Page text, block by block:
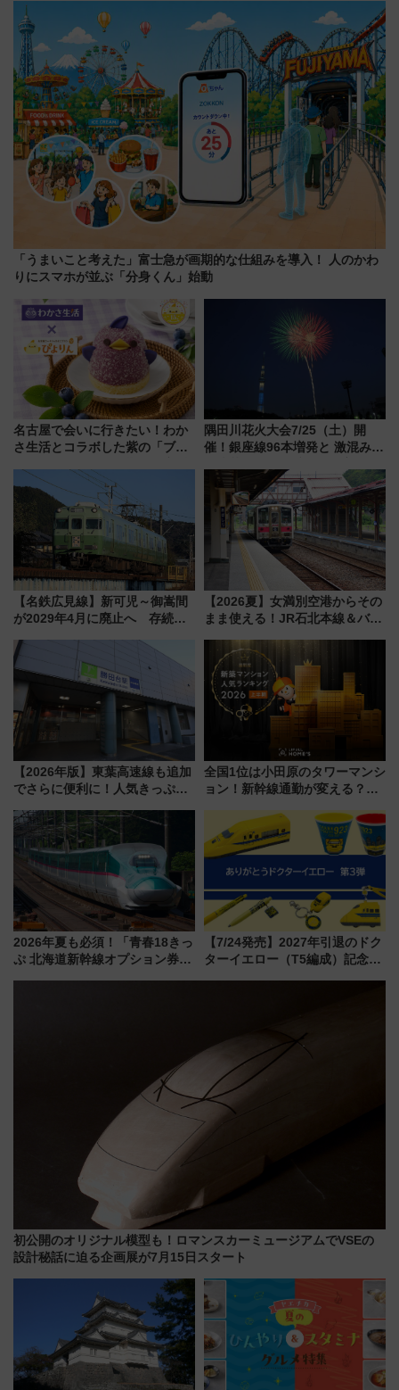
ん)」企画がスタート
せば空きが見つかることも 混
雑避ける「空席」探しのコツ
「うまいこと考えた」富士急が画期的な仕組みを導入！ 人のかわ
りにスマホが並ぶ「分身くん」始動
名古屋で会いに行きたい！わか
さ生活とコラボした紫の「ブル
隅田川花火大会7/25（土）開
催！銀座線96本増発と 激混みの
アクセス攻略法、2万発の花火が
都心の夜に！
【名鉄広見線】新可児～御嵩間
が2029年4月に廃止へ 存続協
【2026夏】女満別空港からその
まま使える！JR石北本線＆バス
ーパス」でおトクに道東観光
（8/3発売）
【2026年版】東葉高速線も追加
でさらに便利に！人気きっぷ
今年も発売 秋・早春に千葉県を
巡るなら使い勝手・コスパ抜群
全国1位は小田原のタワーマンシ
ョン！新幹線通勤が変える？
【新築マンション人気ランキン
グ】
2026年夏も必須！「青春18きっ
ぷ 北海道新幹線オプション券」
【7/24発売】2027年引退のドク
ターイエロー（T5編成）記念グ
初公開のオリジナル模型も！ロマンスカーミュージアムでVSEの
設計秘話に迫る企画展が7月15日スタート